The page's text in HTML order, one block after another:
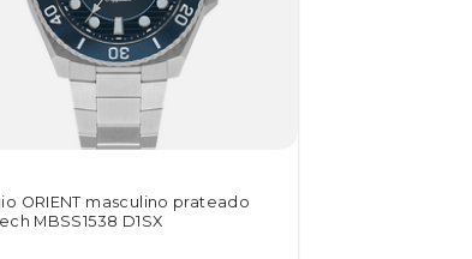
ORIENT masculino prateado
MBSS1538 D1SX